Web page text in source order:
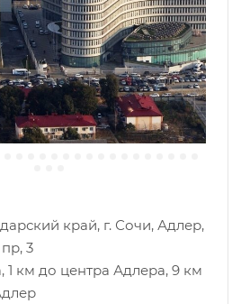
край, г. Сочи, Адлер,
3
км до центра Адлера, 9 км